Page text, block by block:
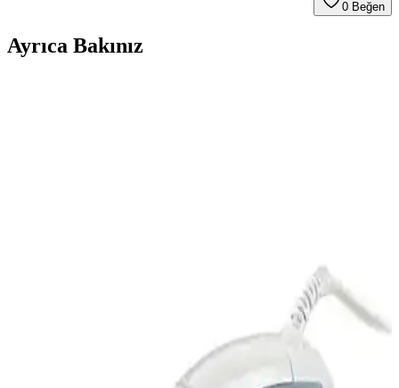
0 Beğen
Ayrıca Bakınız
İki popüler buharlı ütü olan Philips DST7510/80 ve Tefal FV9E5'in
özelliklerini, kullanıcı yorumlarını ve performanslarını
karşılaştırıyoruz. Hangi model ihtiyaçlarınıza uygun karar vermenize
Kiwi Ksı 6316 Seyahat Ütüsü: Hafif ve Pratik